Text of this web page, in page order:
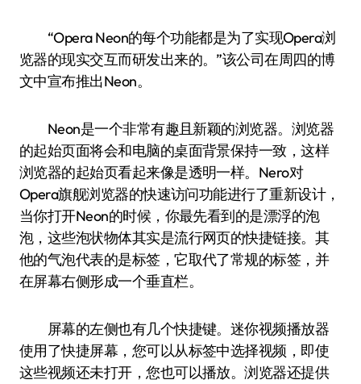
“Opera Neon的每个功能都是为了实现Opera浏
览器的现实交互而研发出来的。”该公司在周四的博
文中宣布推出Neon。
Neon是一个非常有趣且新颖的浏览器。浏览器
的起始页面将会和电脑的桌面背景保持一致，这样
浏览器的起始页看起来像是透明一样。Nero对
Opera旗舰浏览器的快速访问功能进行了重新设计，
当你打开Neon的时候，你最先看到的是漂浮的泡
泡，这些泡状物体其实是流行网页的快捷链接。其
他的气泡代表的是标签，它取代了常规的标签，并
在屏幕右侧形成一个垂直栏。
屏幕的左侧也有几个快捷键。迷你视频播放器
使用了快捷屏幕，您可以从标签中选择视频，即使
这些视频还未打开，您也可以播放。浏览器还提供